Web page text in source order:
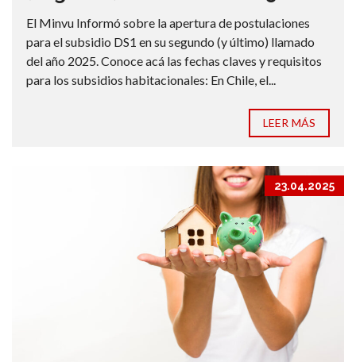
El Minvu Informó sobre la apertura de postulaciones
para el subsidio DS1 en su segundo (y último) llamado
del año 2025. Conoce acá las fechas claves y requisitos
para los subsidios habitacionales: En Chile, el...
LEER MÁS
23.04.2025